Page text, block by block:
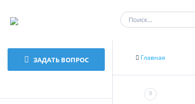
ЗАДАТЬ ВОПРОС Главная